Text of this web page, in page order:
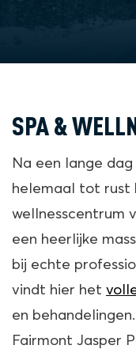
SPA &
Na een lange
helemaal tot rust
wellnesscentrum
een heerlijke
bij echte
vindt hier het
en
Fairmont Jasper